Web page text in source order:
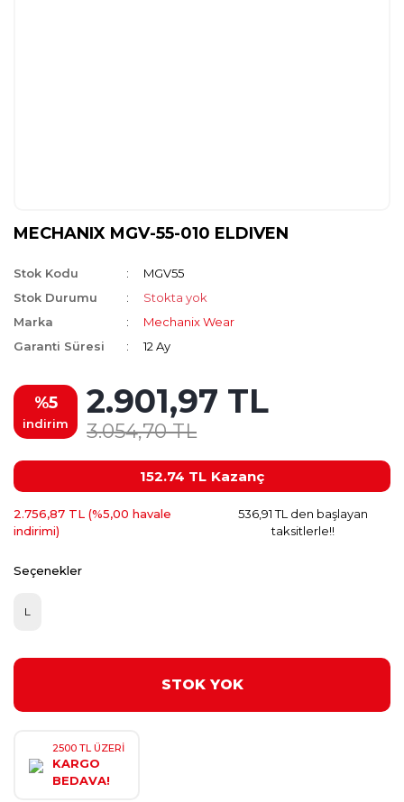
MECHANIX MGV-55-010 ELDIVEN
Stok Kodu
MGV55
Stok Durumu
Stokta yok
Marka
Mechanix Wear
Garanti Süresi
12 Ay
%5
indirim
2.901,97 TL
3.054,70 TL
152.74 TL Kazanç
2.756,87 TL (%5,00 havale
indirimi)
536,91 TL den başlayan
taksitlerle!!
Seçenekler
L
STOK YOK
2500 TL ÜZERİ
KARGO
BEDAVA!